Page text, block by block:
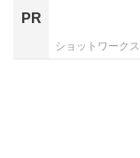
PR
ショットワークス